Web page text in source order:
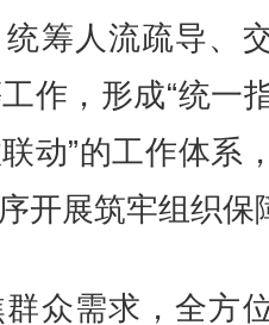
筹人流疏导、
作，形成“统一
动”的工作体系
开展筑牢组织保
需求，全方